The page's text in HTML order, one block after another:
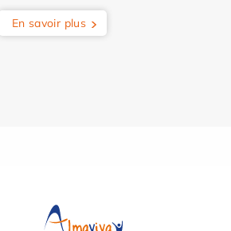
En savoir plus